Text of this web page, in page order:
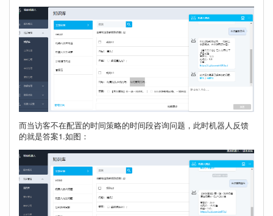
而当访客不在配置的时间策略的时间段咨询问题，此时机器人反馈
的就是答案1.如图：